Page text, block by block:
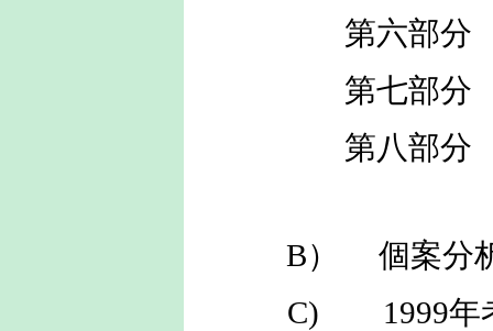
第六部分 -
第七部分 -
第八部分 -
B） 個案分
C) 1999年